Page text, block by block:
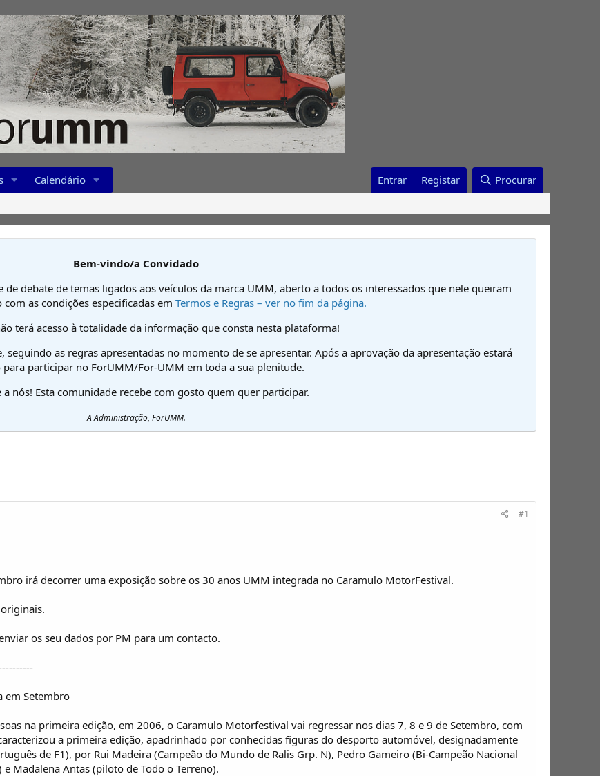
Calendário Entrar Registar Procurar
Bem-vindo/a Convidado
debate de temas ligados aos veículos da marca UMM, aberto a todos os interessados que nele queiram
as condições especificadas em Termos e Regras – ver no fim da página.
terá acesso à totalidade da informação que consta nesta plataforma!
as regras apresentadas no momento de se apresentar. Após a aprovação da apresentação estará
participar no ForUMM/For-UMM em toda a sua plenitude.
a nós! Esta comunidade recebe com gosto quem quer participar.
A Administração, ForUMM.
#1
irá decorrer uma exposição sobre os 30 anos UMM integrada no Caramulo MotorFestival.
os seu dados por PM para um contacto.
em Setembro
na primeira edição, em 2006, o Caramulo Motorfestival vai regressar nos dias 7, 8 e 9 de Setembro, com
a primeira edição, apadrinhado por conhecidas figuras do desporto automóvel, designadamente
de F1), por Rui Madeira (Campeão do Mundo de Ralis Grp. N), Pedro Gameiro (Bi-Campeão Nacional
e Madalena Antas (piloto de Todo o Terreno).